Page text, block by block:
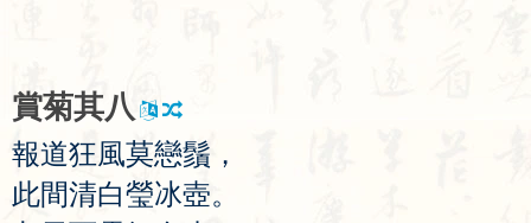
賞菊其八
報道狂風莫戀鬚 ，
此間清白瑩冰壺。